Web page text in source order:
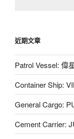
近期文章
Patrol Vessel: 偉
Container Ship:
General Cargo:
Cement Carrier: